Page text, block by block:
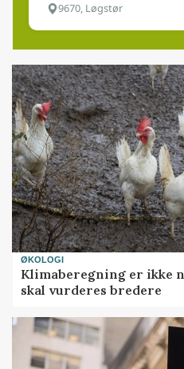
9670, Løgstør
ØKOLOGI
Klimaberegning er ikke
skal vurderes bredere